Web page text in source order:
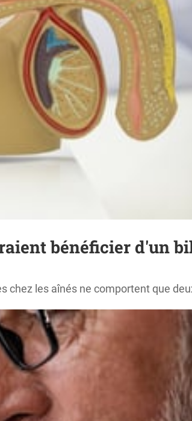
bénéficier d'un
chez les aînés ne comportent que